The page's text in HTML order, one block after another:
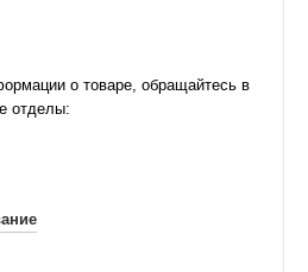
о товаре, обращайтесь в
отделы: